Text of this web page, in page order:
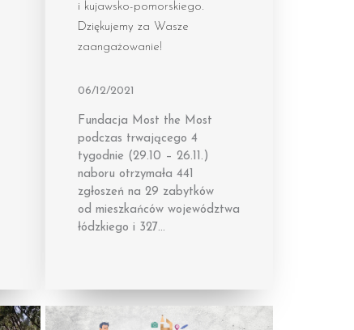
i kujawsko-pomorskiego.
Dziękujemy za Wasze
zaangażowanie!
06/12/2021
Fundacja Most the Most
podczas trwającego 4
tygodnie (29.10 – 26.11.)
naboru otrzymała 441
zgłoszeń na 29 zabytków
od mieszkańców województwa
łódzkiego i 327…